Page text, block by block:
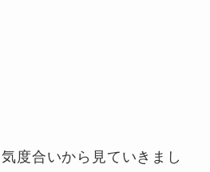
度合いから見ていきまし